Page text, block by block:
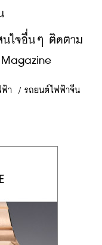
นใจอื่นๆ ติดตาม
Magazine
ฟ้า / รถยนต์ไฟฟ้าจีน